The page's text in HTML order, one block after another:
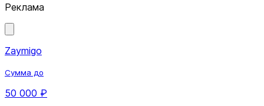
Реклама
Zaymigo
Сумма до
50 000 ₽